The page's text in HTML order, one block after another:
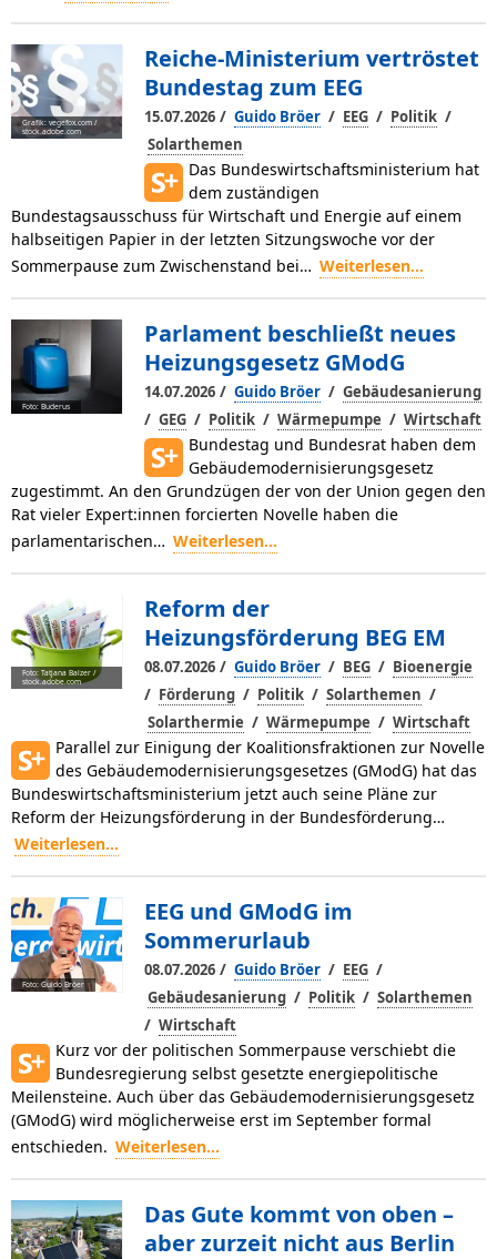
Grafik: vegefox.com /
stock.adobe.com
Reiche-Ministerium vertröstet
Bundestag zum EEG
15.07.2026 / Guido Bröer / EEG / Politik /
Solarthemen
Das Bundeswirtschaftsministerium hat
dem zuständigen
Bundestagsausschuss für Wirtschaft und Energie auf einem
halbseitigen Papier in der letzten Sitzungswoche vor der
Sommerpause zum Zwischenstand bei… Weiterlesen...
Foto: Buderus
Parlament beschließt neues
Heizungsgesetz GModG
14.07.2026 / Guido Bröer / Gebäudesanierung
/ GEG / Politik / Wärmepumpe / Wirtschaft
Bundestag und Bundesrat haben dem
Gebäudemodernisierungsgesetz
zugestimmt. An den Grundzügen der von der Union gegen den
Rat vieler Expert:innen forcierten Novelle haben die
parlamentarischen… Weiterlesen...
Foto: Tatjana Balzer /
stock.adobe.com
Reform der
Heizungsförderung BEG EM
08.07.2026 / Guido Bröer / BEG / Bioenergie
/ Förderung / Politik / Solarthemen /
Solarthermie / Wärmepumpe / Wirtschaft
Parallel zur Einigung der Koalitionsfraktionen zur Novelle
des Gebäudemodernisierungsgesetzes (GModG) hat das
Bundeswirtschaftsministerium jetzt auch seine Pläne zur
Reform der Heizungsförderung in der Bundesförderung…
Weiterlesen...
Foto: Guido Bröer
EEG und GModG im
Sommerurlaub
08.07.2026 / Guido Bröer / EEG /
Gebäudesanierung / Politik / Solarthemen
/ Wirtschaft
Kurz vor der politischen Sommerpause verschiebt die
Bundesregierung selbst gesetzte energiepolitische
Meilensteine. Auch über das Gebäudemodernisierungsgesetz
(GModG) wird möglicherweise erst im September formal
entschieden. Weiterlesen...
Das Gute kommt von oben –
aber zurzeit nicht aus Berlin